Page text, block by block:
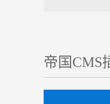
帝国CMS